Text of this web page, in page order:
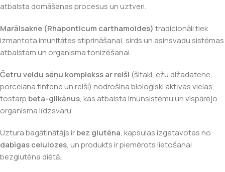
atbalsta domāšanas procesus un uztveri.
Marālsakne (Rhaponticum carthamoides) tradicionāli tiek
izmantota imunitātes stiprināšanai, sirds un asinsvadu sistēmas
atbalstam un organisma tonizēšanai.
Četru veidu sēņu komplekss ar reiši (šitaki, ežu dižadatene,
porcelāna tintene un reiši) nodrošina bioloģiski aktīvas vielas,
tostarp beta-glikānus, kas atbalsta imūnsistēmu un vispārējo
organisma līdzsvaru.
Uztura bagātinātājs irbez glutēna, kapsulas izgatavotas no
dabīgas celulozes, un produkts ir piemērots lietošanai
bezglutēna diētā.